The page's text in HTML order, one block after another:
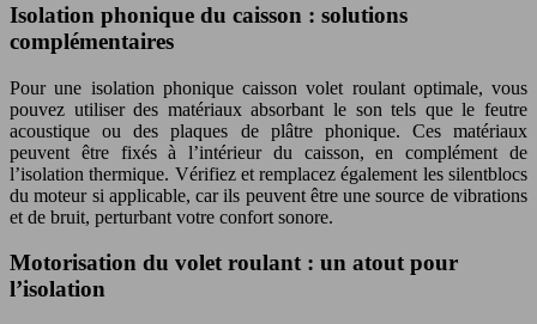
Isolation phonique du caisson : solutions
complémentaires
Pour une isolation phonique caisson volet roulant optimale, vous
pouvez utiliser des matériaux absorbant le son tels que le feutre
acoustique ou des plaques de plâtre phonique. Ces matériaux
peuvent être fixés à l’intérieur du caisson, en complément de
l’isolation thermique. Vérifiez et remplacez également les silentblocs
du moteur si applicable, car ils peuvent être une source de vibrations
et de bruit, perturbant votre confort sonore.
Motorisation du volet roulant : un atout pour
l’isolation